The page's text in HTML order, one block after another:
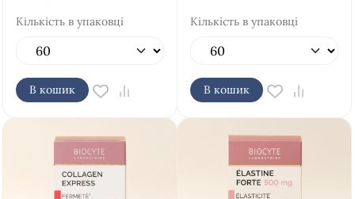
Кількість в упаковці
В кошик
Кількість в упаковці
В кошик